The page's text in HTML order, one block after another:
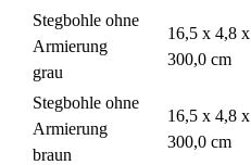
Stegbohle ohne
Armierung
grau
16,5 x 4,8 x
300,0 cm
Stegbohle ohne
Armierung
braun
16,5 x 4,8 x
300,0 cm